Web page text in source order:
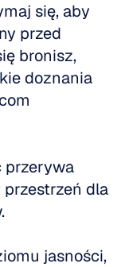
się, aby
przed
bronisz,
doznania
przerywa
dla
jasności,